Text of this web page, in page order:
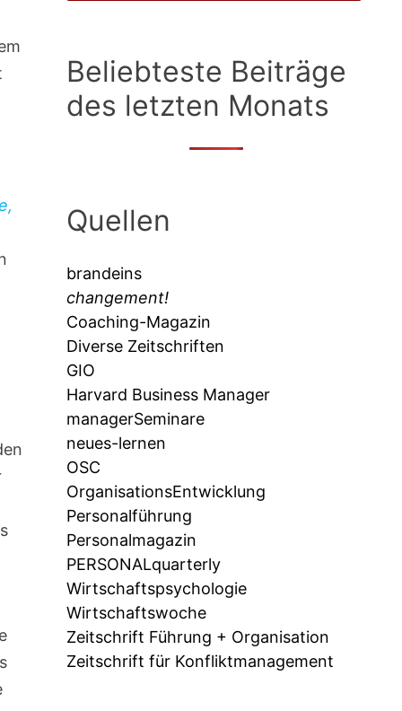
Beliebteste Beiträge
des letzten Monats
Quellen
brandeins
changement!
Coaching-Magazin
Diverse Zeitschriften
GIO
Harvard Business Manager
managerSeminare
neues-lernen
OSC
OrganisationsEntwicklung
Personalführung
Personalmagazin
PERSONALquarterly
Wirtschaftspsychologie
Wirtschaftswoche
Zeitschrift Führung + Organisation
Zeitschrift für Konfliktmanagement